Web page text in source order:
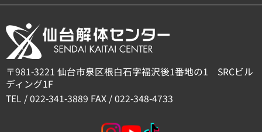
〒981-3221 仙台市泉区根白石字福沢後1番地の1 SRCビル
ディング1F
TEL / 022-341-3889 FAX / 022-348-4733